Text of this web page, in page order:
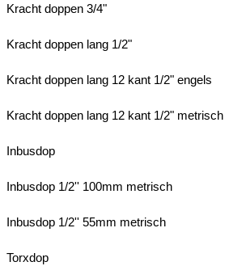
Kracht doppen 3/4"
Kracht doppen lang 1/2"
Kracht doppen lang 12 kant 1/2" engels
Kracht doppen lang 12 kant 1/2" metrisch
Inbusdop
Inbusdop 1/2'' 100mm metrisch
Inbusdop 1/2'' 55mm metrisch
Torxdop